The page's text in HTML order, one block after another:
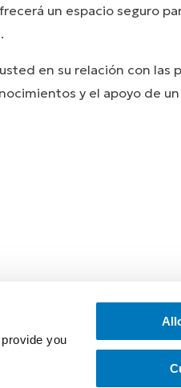
you
un espacio seguro
en su relación con las
y el apoyo de
de